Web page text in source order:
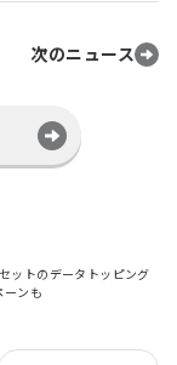
次のニュース
ットのデータトッピング
ンも